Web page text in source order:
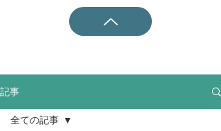
記事
全ての記事